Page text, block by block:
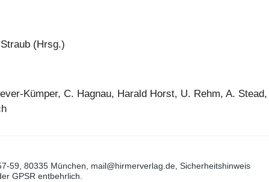
(Hrsg.)
Kümper, C. Hagnau, Harald Horst, U. Rehm, A. Stead,
59, 80335 München, mail@hirmerverlag.de, Sicherheitshinweis
GPSR entbehrlich.